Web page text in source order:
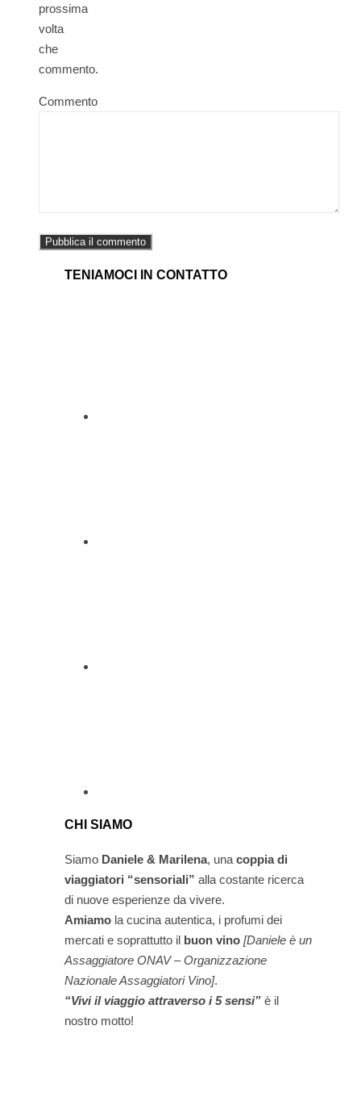
prossima
volta
che
commento.
Commento
TENIAMOCI IN CONTATTO
CHI SIAMO
Siamo Daniele & Marilena, una coppia di
viaggiatori “sensoriali” alla costante ricerca
di nuove esperienze da vivere.
Amiamo la cucina autentica, i profumi dei
mercati e soprattutto il buon vino [Daniele è un
Assaggiatore ONAV – Organizzazione
Nazionale Assaggiatori Vino].
“Vivi il viaggio attraverso i 5 sensi” è il
nostro motto!